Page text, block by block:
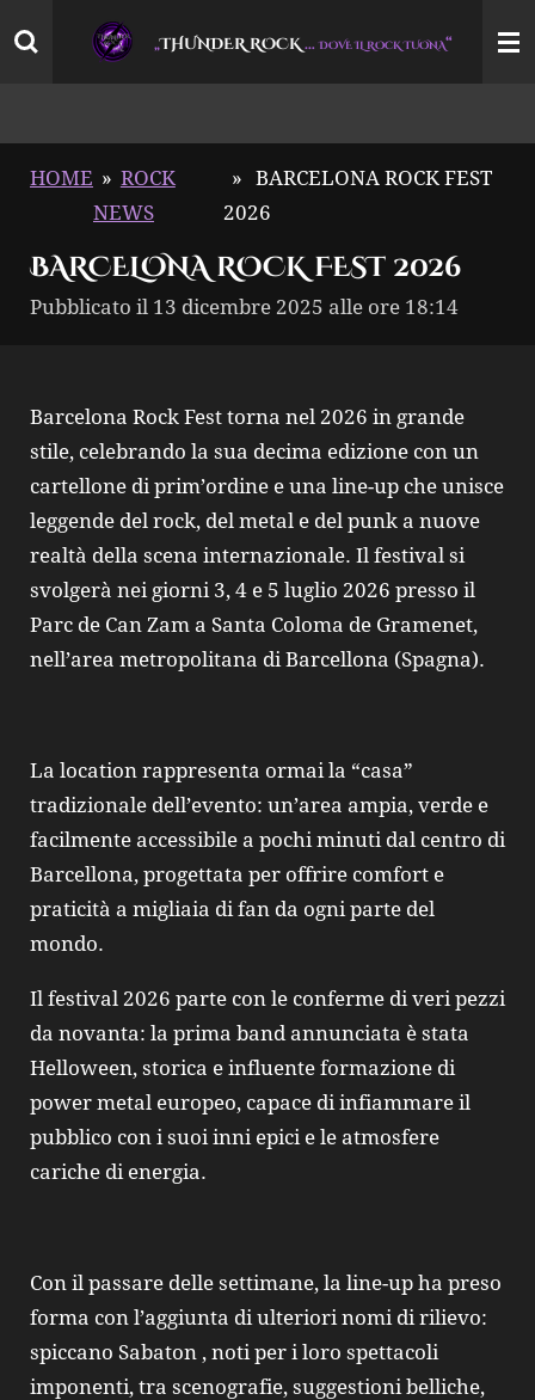
Vai
„THUNDER ROCK…DOVE IL ROCK TUONA“
HOME » ROCK
NEWS
» BARCELONA ROCK FEST
2026
BARCELONA ROCK FEST 2026
Pubblicato il 13 dicembre 2025 alle ore 18:14
Barcelona Rock Fest torna nel 2026 in grande
stile, celebrando la sua decima edizione con un
cartellone di prim’ordine e una line-up che unisce
leggende del rock, del metal e del punk a nuove
realtà della scena internazionale. Il festival si
svolgerà nei giorni 3, 4 e 5 luglio 2026 presso il
Parc de Can Zam a Santa Coloma de Gramenet,
nell’area metropolitana di Barcellona (Spagna).
La location rappresenta ormai la “casa”
tradizionale dell’evento: un’area ampia, verde e
facilmente accessibile a pochi minuti dal centro di
Barcellona, progettata per offrire comfort e
praticità a migliaia di fan da ogni parte del
mondo.
Il festival 2026 parte con le conferme di veri pezzi
da novanta: la prima band annunciata è stata
Helloween, storica e influente formazione di
power metal europeo, capace di infiammare il
pubblico con i suoi inni epici e le atmosfere
cariche di energia.
Con il passare delle settimane, la line-up ha preso
forma con l’aggiunta di ulteriori nomi di rilievo:
spiccano Sabaton , noti per i loro spettacoli
imponenti, tra scenografie, suggestioni belliche,